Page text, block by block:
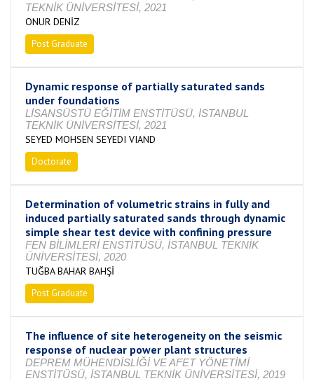
TEKNİK ÜNİVERSİTESİ, 2021
ONUR DENİZ
Post Graduate
Dynamic response of partially saturated sands
under foundations
LİSANSÜSTÜ EĞİTİM ENSTİTÜSÜ, İSTANBUL
TEKNİK ÜNİVERSİTESİ, 2021
SEYED MOHSEN SEYEDI VIAND
Doctorate
Determination of volumetric strains in fully and
induced partially saturated sands through dynamic
simple shear test device with confining pressure
FEN BİLİMLERİ ENSTİTÜSÜ, İSTANBUL TEKNİK
ÜNİVERSİTESİ, 2020
TUĞBA BAHAR BAHŞİ
Post Graduate
The influence of site heterogeneity on the seismic
response of nuclear power plant structures
DEPREM MÜHENDİSLİĞİ VE AFET YÖNETİMİ
ENSTİTÜSÜ, İSTANBUL TEKNİK ÜNİVERSİTESİ, 2019